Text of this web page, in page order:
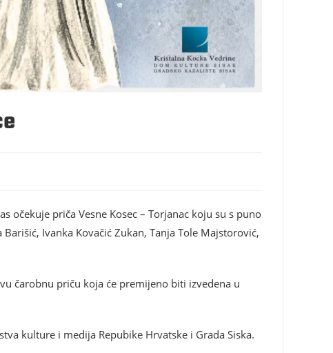
očekuje priča Vesne Kosec – Torjanac koju su s puno
Ivanka Kovačić Zukan, Tanja Tole Majstorović,
čarobnu priču koja će premijeno biti izvedena u
kulture i medija Repubike Hrvatske i Grada Siska.